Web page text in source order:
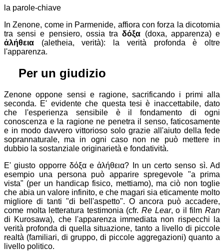
la parole-chiave
In Zenone, come in Parmenide, affiora con forza la dicotomia
tra sensi e pensiero, ossia traδόξα (doxa, apparenza) e
ἀλήθεια (aletheia, verità): la verità profonda è oltre
l'apparenza.
Per un giudizio
Zenone oppone sensi e ragione, sacrificando i primi alla
seconda. E' evidente che questa tesi è inaccettabile, dato
che l'esperienza sensibile è il fondamento di ogni
conoscenza e la ragione ne penetra il senso, faticosamente
e in modo davvero vittorioso solo grazie all'aiuto della fede
soprannaturale, ma in ogni caso non ne può mettere in
dubbio la sostanziale originarietà e fondatività.
E' giusto opporre δόξαeἀλήθεια? In un certo senso sì. Ad
esempio una persona può apparire spregevole "a prima
vista" (per un handicap fisico, mettiamo), ma ciò non toglie
che abia un valore infinito, e che magari sia eticamente molto
migliore di tanti "di bell'aspetto". O ancora può accadere,
come molta letteratura testimonia (cfr. Re Lear, o il filmRan
di Kurosawa), che l'apparenza immediata non rispecchi la
verità profonda di quella situazione, tanto a livello di piccole
realtà (familiari, di gruppo, di piccole aggregazioni) quanto a
livello politico.